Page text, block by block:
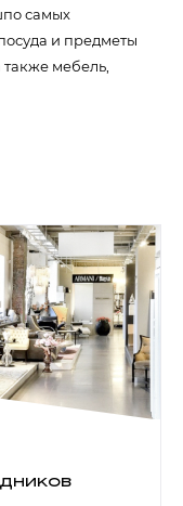
самых
и предметы
мебель,